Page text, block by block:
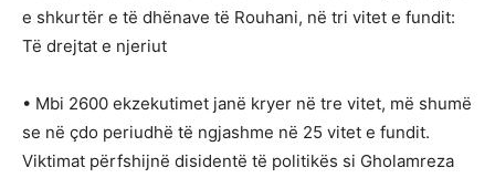
e shkurtër e të dhënave të Rouhani, në tri vitet e fundit:
Të drejtat e njeriut
• Mbi 2600 ekzekutimet janë kryer në tre vitet, më shumë
se në çdo periudhë të ngjashme në 25 vitet e fundit.
Viktimat përfshijnë disidentë të politikës si Gholamreza